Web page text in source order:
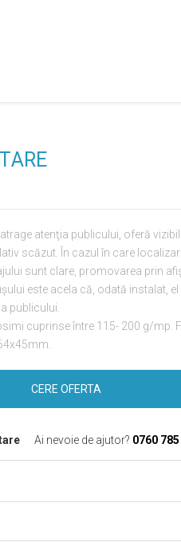
atenţia publicului, oferă
scăzut. În cazul în care
sunt clare, promovarea prin
este acela că, odată instalat,
publicului.
cuprinse între 115- 200 g/mp.
CERE OFERTA
Ai nevoie de ajutor? 0760 785